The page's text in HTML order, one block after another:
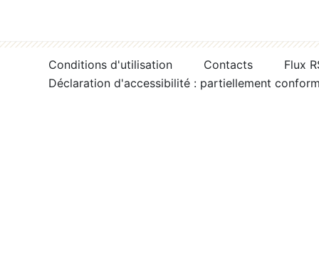
Conditions d'utilisation Contacts
Flux
Déclaration d'accessibilité : partiellement